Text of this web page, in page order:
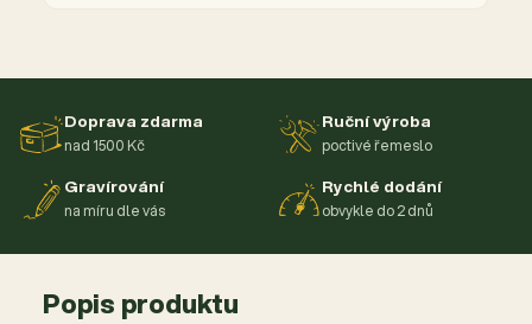
Doprava zdarma
nad 1500 Kč
Ruční výroba
poctivé řemeslo
Gravírování
na míru dle vás
Rychlé dodání
obvykle do 2 dnů
Popis produktu